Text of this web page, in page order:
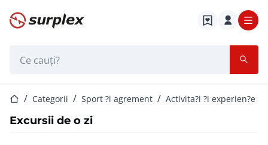
Pagina de start
Pagina de start
Categorii Sport ?i agrement Activita?i ?i experien?e
Excursii de o zi